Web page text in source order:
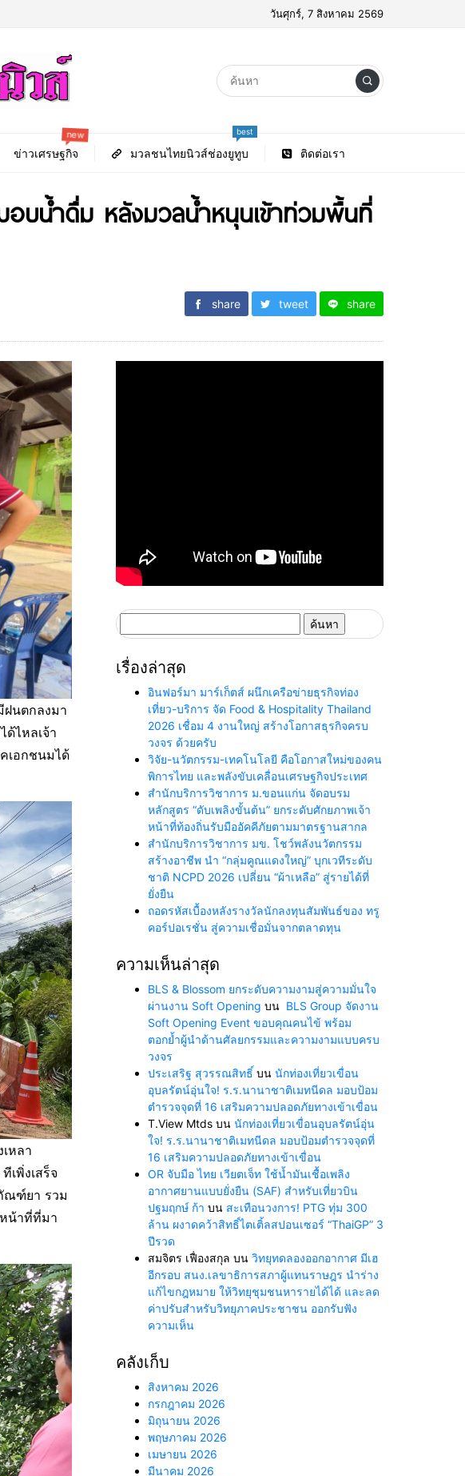
วันศุกร์, 7 สิงหาคม 2569
ข่าวเศรษฐกิจ
new
มวลชนไทยนิวส์ช่องยูทูบ
best
ติดต่อเรา
อบน้ำดื่ม หลังมวลน้ำหนุนเข้าท่วมพื้นที่
share tweet share
ฝนตกลงมา
ไหลเจ้า
เอกชนมได้
หลา
พิ่งเสร็จ
ณฑ์ยา รวม
น้าที่ที่มา
สำหรับ:
เรื่องล่าสุด
อินฟอร์มา มาร์เก็ตส์ ผนึกเครือข่ายธุรกิจท่อง
เที่ยว-บริการ จัด Food & Hospitality Thailand
2026 เชื่อม 4 งานใหญ่ สร้างโอกาสธุรกิจครบ
วงจร ด้วยครับ
วิจัย-นวัตกรรม-เทคโนโลยี คือโอกาสใหม่ของคน
พิการไทย และพลังขับเคลื่อนเศรษฐกิจประเทศ
สำนักบริการวิชาการ ม.ขอนแก่น จัดอบรม
หลักสูตร “ดับเพลิงขั้นต้น” ยกระดับศักยภาพเจ้า
หน้าที่ท้องถิ่นรับมืออัคคีภัยตามมาตรฐานสากล
สำนักบริการวิชาการ มข. โชว์พลังนวัตกรรม
สร้างอาชีพ นำ “กลุ่มคูณแดงใหญ่” บุกเวทีระดับ
ชาติ NCPD 2026 เปลี่ยน “ผ้าเหลือ” สู่รายได้ที่
ยั่งยืน
ถอดรหัสเบื้องหลังรางวัลนักลงทุนสัมพันธ์ของ ทรู
คอร์ปอเรชั่น สู่ความเชื่อมั่นจากตลาดทุน
ความเห็นล่าสุด
BLS & Blossom ยกระดับความงามสู่ความมั่นใจ
ผ่านงาน Soft Opening บน BLS Group จัดงาน
Soft Opening Event ขอบคุณคนไข้ พร้อม
ตอกย้ำผู้นำด้านศัลยกรรมและความงามแบบครบ
วงจร
ประเสริฐ สุวรรณสิทธิ์ บน นักท่องเที่ยวเขื่อน
อุบลรัตน์อุ่นใจ! ร.ร.นานาชาติเมทนีดล มอบป้อม
ตำรวจจุดที่ 16 เสริมความปลอดภัยทางเข้าเขื่อน
T.View Mtds บน นักท่องเที่ยวเขื่อนอุบลรัตน์อุ่น
ใจ! ร.ร.นานาชาติเมทนีดล มอบป้อมตำรวจจุดที่
16 เสริมความปลอดภัยทางเข้าเขื่อน
OR จับมือ ไทย เวียตเจ็ท ใช้น้ำมันเชื้อเพลิง
อากาศยานแบบยั่งยืน (SAF) สำหรับเที่ยวบิน
ปฐมฤกษ์ ก้า บน สะเทือนวงการ! PTG ทุ่ม 300
ล้าน ผงาดคว้าสิทธิ์ไตเติ้ลสปอนเซอร์ “ThaiGP” 3
ปีรวด
สมจิตร เฟื่องสกุล บน วิทยุทดลองออกอากาศ มีเฮ
อีกรอบ สนง.เลขาธิการสภาผู้แทนราษฎร นำร่าง
แก้ไขกฎหมาย ให้วิทยุชุมชนหารายได้ได้ และลด
ค่าปรับสำหรับวิทยุภาคประชาชน ออกรับฟัง
ความเห็น
คลังเก็บ
สิงหาคม 2026
กรกฎาคม 2026
มิถุนายน 2026
พฤษภาคม 2026
เมษายน 2026
มีนาคม 2026